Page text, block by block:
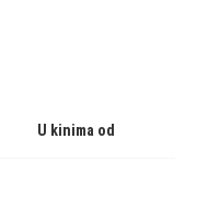
U kinima od